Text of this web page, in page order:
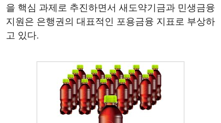
을 핵심 과제로 추진하면서 새도약기금과 민생금융
지원은 은행권의 대표적인 포용금융 지표로 부상하
고 있다.